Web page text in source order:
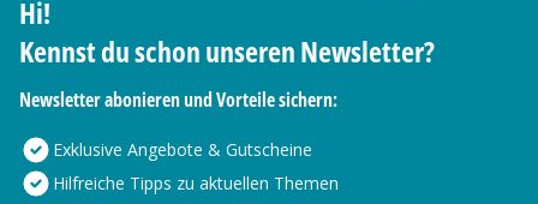
Hi!
Kennst du schon unseren Newsletter?
Newsletter abonieren und Vorteile sichern:
Exklusive Angebote & Gutscheine
Hilfreiche Tipps zu aktuellen Themen